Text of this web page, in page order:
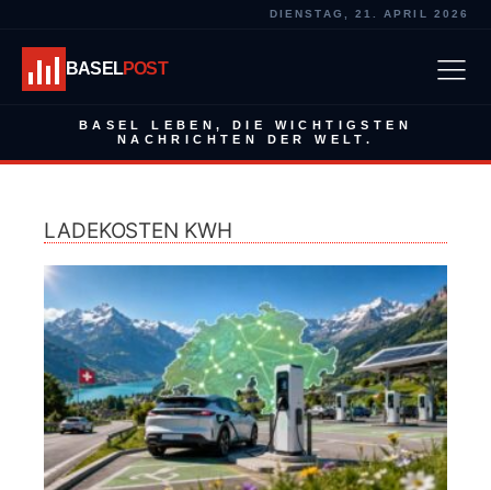
DIENSTAG, 21. APRIL 2026
BASELPOST
BASEL LEBEN, DIE WICHTIGSTEN
NACHRICHTEN DER WELT.
LADEKOSTEN KWH